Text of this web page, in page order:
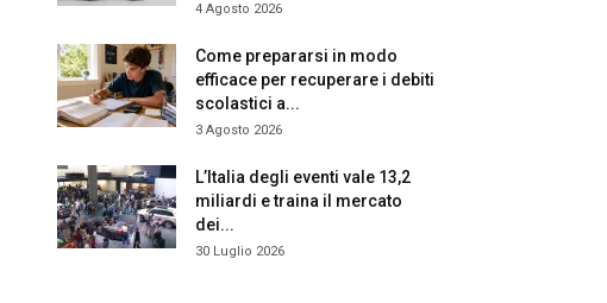
4 Agosto 2026
Come prepararsi in modo
efficace per recuperare i debiti
scolastici a...
3 Agosto 2026
L’Italia degli eventi vale 13,2
miliardi e traina il mercato
dei...
30 Luglio 2026